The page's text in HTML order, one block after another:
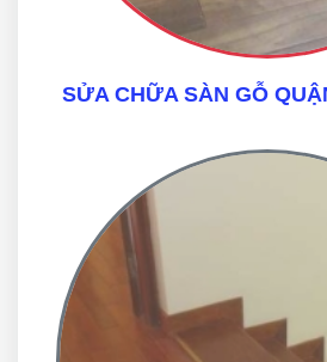
SỬA CHỮA SÀN GỖ